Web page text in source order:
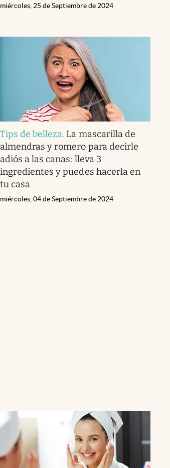
miércoles, 25 de Septiembre de 2024
Tips de belleza. La mascarilla de
almendras y romero para decirle
adiós a las canas: lleva 3
ingredientes y puedes hacerla en
tu casa
miércoles, 04 de Septiembre de 2024